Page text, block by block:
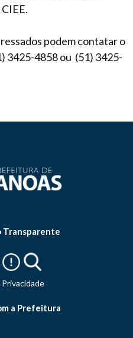
podem contatar o
3425-4858 ou (51) 3425-
Transparente
a Prefeitura